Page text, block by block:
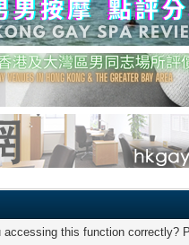
this function correctly?